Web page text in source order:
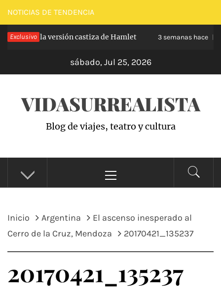
Saltar
al
contenido
NOTICIAS DE TENDENCIA
Exclusivola versión castiza de Hamlet 3 semanas hace
sábado, Jul 25, 2026
VIDASURREALISTA
Blog de viajes, teatro y cultura
principal
Inicio Argentina
El ascenso inesperado al
Cerro de la Cruz, Mendoza
20170421_135237
20170421_135237